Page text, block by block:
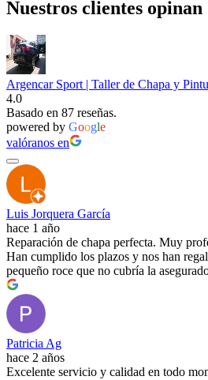
Nuestros clientes opinan
Argencar Sport | Taller de Chapa y
4.0
Basado en 87 reseñas.
powered by Google
valóranos en
Luis Jorquera García
hace 1 año
Reparación de chapa perfecta. Muy
Han cumplido los plazos y nos han
pequeño roce que no cubría la
Patricia Ag
hace 2 años
Excelente servicio y calidad en todo